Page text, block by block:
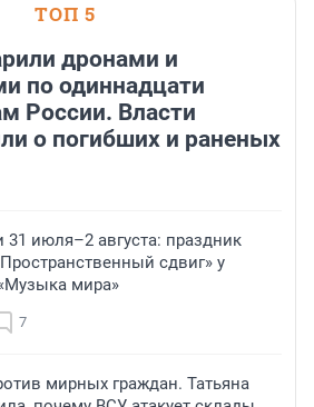
ТОП 5
дронами и
по одиннадцати
России. Власти
о погибших и раненых
31 июля–2 августа: праздник
сдвиг» у
мира»
7
мирных граждан. Татьяна